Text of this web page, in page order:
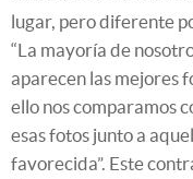
lugar, pero diferente
“La mayoría de
aparecen las mejores
ello nos comparamos
esas fotos junto a
favorecida”. Este